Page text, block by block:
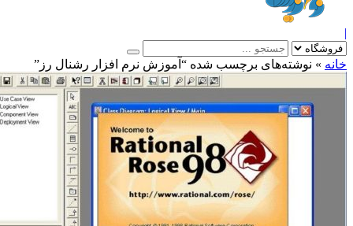
»نوشته‌های برچسب شده “آموزش نرم افزار رشنال رز”